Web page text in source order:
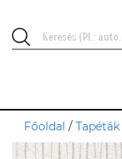
Főoldal / Tapéták